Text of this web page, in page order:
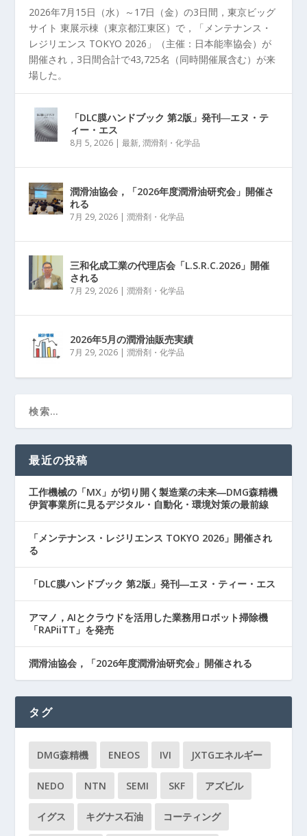
2026年7月15日（水）～17日（金）の3日間，東京ビッグ
サイト 東展示棟（東京都江東区）で，「メンテナンス・
レジリエンス TOKYO 2026」（主催：日本能率協会）が
開催され，3日間合計で43,725名（同時開催展含む）が来
場した。
「DLC膜ハンドブック 第2版」発刊―エヌ・テ
ィー・エス
8月 5, 2026 |最新,潤滑剤・化学品
潤滑油協会，「2026年度潤滑油研究会」開催さ
れる
7月 29, 2026 |潤滑剤・化学品
三和化成工業の代理店会「L.S.R.C.2026」開催
される
7月 29, 2026 |潤滑剤・化学品
2026年5月の潤滑油販売実績
7月 29, 2026 |潤滑剤・化学品
最近の投稿
工作機械の「MX」が切り開く製造業の未来―DMG森精機
伊賀事業所に見るデジタル・自動化・環境対策の最前線
「メンテナンス・レジリエンス TOKYO 2026」開催され
る
「DLC膜ハンドブック 第2版」発刊―エヌ・ティー・エス
アマノ，AIとクラウドを活用した業務用ロボット掃除機
「RAPiiTT」を発売
潤滑油協会，「2026年度潤滑油研究会」開催される
タグ
DMG森精機 ENEOS IVI JXTGエネルギー
NEDO NTN SEMI SKF アズビル
イグス キグナス石油 コーティング